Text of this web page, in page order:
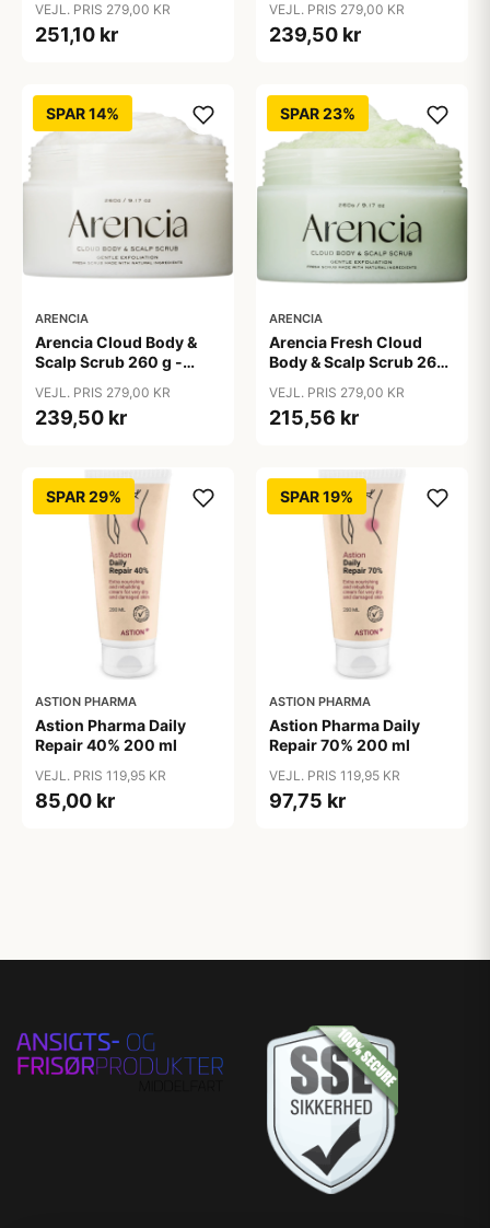
VEJL. PRIS 279,00 KR
251,10 kr
VEJL. PRIS 279,00 KR
239,50 kr
SPAR 14%
ARENCIA
Arencia Cloud Body &
Scalp Scrub 260 g -
VEJL. PRIS 279,00 KR
239,50 kr
SPAR 23%
ARENCIA
Arencia Fresh Cloud
Body & Scalp Scrub 260
VEJL. PRIS 279,00 KR
215,56 kr
SPAR 29%
ASTION PHARMA
Astion Pharma Daily
Repair 40% 200 ml
VEJL. PRIS 119,95 KR
85,00 kr
SPAR 19%
ASTION PHARMA
Astion Pharma Daily
Repair 70% 200 ml
VEJL. PRIS 119,95 KR
97,75 kr